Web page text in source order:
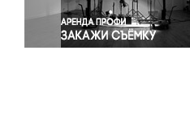
Экономика и бизнес